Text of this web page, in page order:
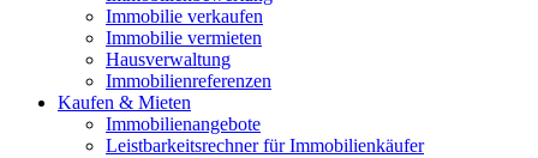
Immobilie verkaufen
Immobilie vermieten
Hausverwaltung
Immobilienreferenzen
Kaufen & Mieten
Immobilienangebote
Leistbarkeitsrechner für Immobilienkäufer